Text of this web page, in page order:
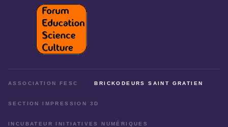
ASSOCIATION FESC BRICKODEURS SAINT GRATIEN
SECTION IMPRESSION 3D
INCUBATEUR INITIATIVES NUMÉRIQUES